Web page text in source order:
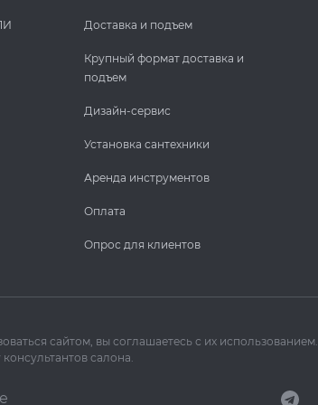
Доставка и подъем
Крупный формат доставка и
подъем
Дизайн-сервис
Установка сантехники
Аренда инструментов
Оплата
Опрос для клиентов
сайтом, вы соглашаетесь с их использованием.
салона.